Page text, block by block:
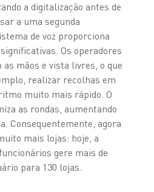
a digitalização antes de
a uma segunda
de voz proporciona
Os operadores
mãos e vista livres, o que
realizar recolhas em
muito mais rápido. O
as rondas, aumentando
Consequentemente, agora
mais lojas: hoje, a
gere mais de
para 130 lojas.